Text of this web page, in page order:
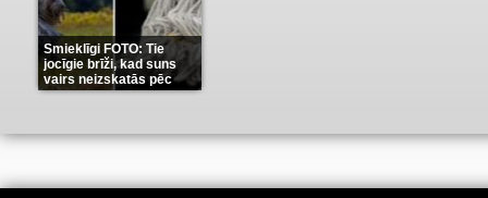
Smieklīgi FOTO: Tie
jocīgie brīži, kad suns
vairs neizskatās pēc
suņa(11)